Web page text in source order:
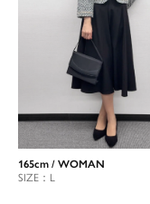
165cm / WOMAN
SIZE：L